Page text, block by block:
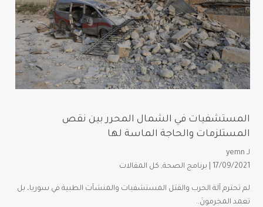
المستشفيات في الشمال المحرر بين نقص
المستلزمات والحاجة الماسة لها
لـ yemn
17/09/2021 |
برنامج الصحة, كل المقالات
لم تحترم آلة الحرب والقتل المستشفيات والمنشآت الطبية في سوريا، بل
تعمد المجرمونَ..